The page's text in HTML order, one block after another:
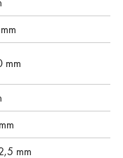
mm